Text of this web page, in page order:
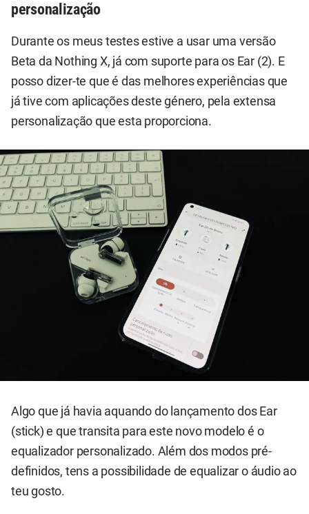
personalização
Durante os meus testes estive a usar uma versão
Beta da Nothing X, já com suporte para os Ear (2). E
posso dizer-te que é das melhores experiências que
já tive com aplicações deste género, pela extensa
personalização que esta proporciona.
Algo que já havia aquando do lançamento dos Ear
(stick) e que transita para este novo modelo é o
equalizador personalizado. Além dos modos pré-
definidos, tens a possibilidade de equalizar o áudio ao
teu gosto.